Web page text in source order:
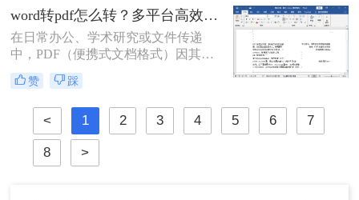
容的主要工具。因此，将Word文档完
美地转换为PDF，是一项几乎每个人
都会遇到的核心需求。
word转pdf怎么转？多平台高效转换方法详解！
在日常办公、学术研究或文件传递
中，PDF（便携式文档格式）因其跨
平台、格式固定、不易被篡改的特
性，已成为文件分发和归档的首选格
式。而Microsoft Word作为最主流的文
档编辑工具，我们经常需要将其编辑
好的文档转换为PDF。无论是为了提
交作业、发送简历，还是发布报告，
赞 踩
< 1 2 3 4 5 6 7
8 >